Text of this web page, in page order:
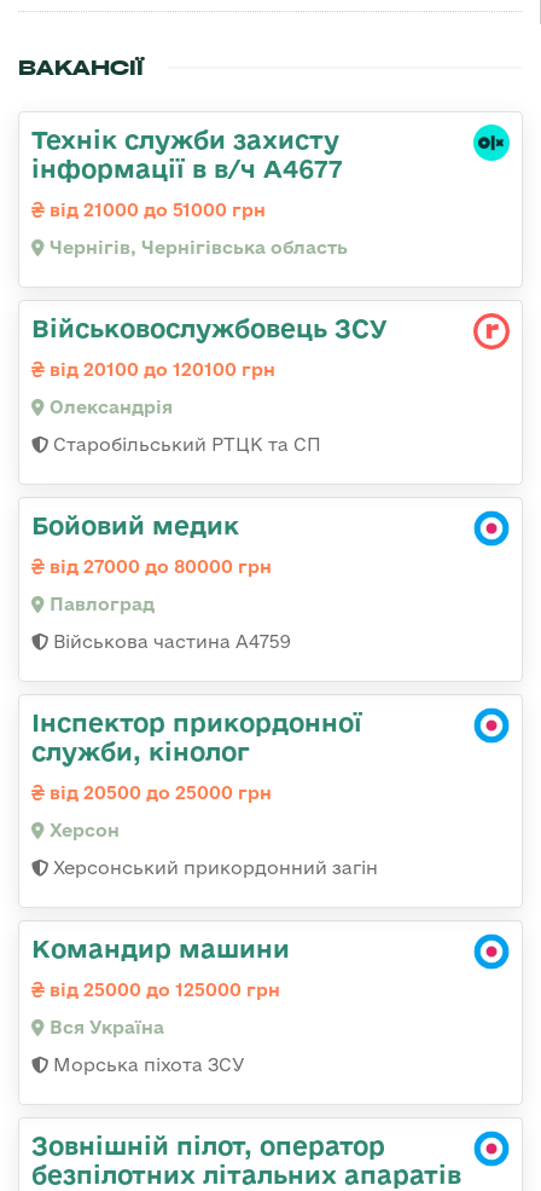
ВАКАНСІЇ
Технік служби захисту
інформації в в/ч А4677
від 21000 до 51000 грн
Чернігів, Чернігівська область
Військовослужбовець ЗСУ
від 20100 до 120100 грн
Олександрія
Старобільський РТЦК та СП
Бойовий медик
від 27000 до 80000 грн
Павлоград
Військова частина А4759
Інспектор прикордонної
служби, кінолог
від 20500 до 25000 грн
Херсон
Херсонський прикордонний загін
Командир машини
від 25000 до 125000 грн
Вся Україна
Морська піхота ЗСУ
Зовнішній пілот, оператор
безпілотних літальних апаратів